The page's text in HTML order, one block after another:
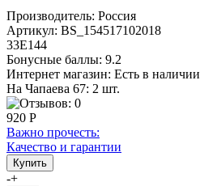
Производитель: Россия
Артикул: BS_154517102018
33Е144
Бонусные баллы: 9.2
Интернет магазин: Есть в наличии
На Чапаева 67: 2 шт.
920 Р
Важно прочесть:
Качество и гарантии
-+